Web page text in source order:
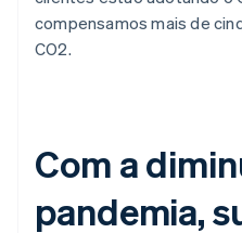
compensamos mais de
CO2.
Com a
pandemia,